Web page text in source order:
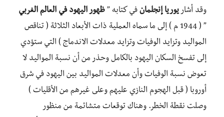
وقد أشاريوريا إنجلمان في كتابه ” ظهور اليهود في العالم الغربي
” ( 1944 م ) إلى ما سماه العملية ذات الأبعاد الثلاثة ( تناقص
المواليد وتزايد الوفيات وتزايد معدلات الاندماج ) التي ستؤدي
إلى تفسخ السكان اليهود بالكامل وحذر من أن نسبة المواليد لا
تعوض نسبة الوفيات وأن معدلات المواليد بين اليهود في شرق
أوروبا ( قبل الهجوم النازي عليهم وعلى غيرهم من الأقليات )
وصلت نقطة الخطر. وهناك توقعات متشائمة من منظور